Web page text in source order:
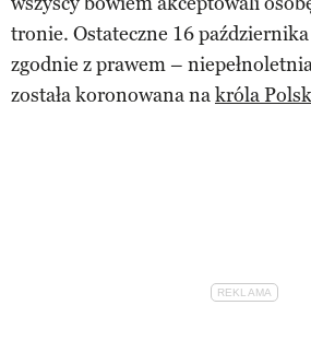
tronie. Ostateczne 16
zgodnie z prawem –
została koronowana nakróla